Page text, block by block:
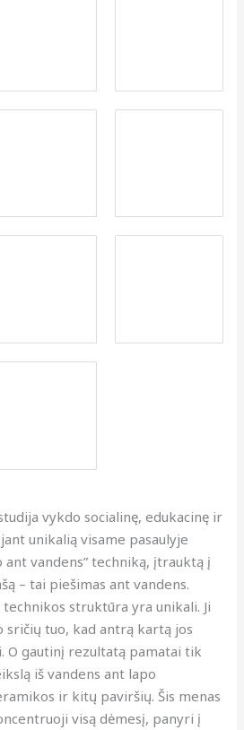
vykdo socialinę, edukacinę ir
unikalią visame pasaulyje
ant vandens” techniką, įtrauktą į
– tai piešimas ant vandens.
struktūra yra unikali. Ji
sričių tuo, kad antrą kartą jos
O gautinį rezultatą pamatai tik
iš vandens ant lapo
ir kitų paviršių. Šis menas
visą dėmesį, panyri į